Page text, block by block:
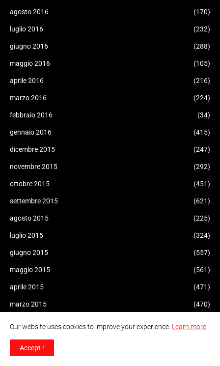
agosto 2016 (170)
luglio 2016 (232)
giugno 2016 (288)
maggio 2016 (105)
aprile 2016 (216)
marzo 2016 (224)
febbraio 2016 (34)
gennaio 2016 (415)
dicembre 2015 (247)
novembre 2015 (292)
ottobre 2015 (451)
settembre 2015 (621)
agosto 2015 (225)
luglio 2015 (324)
giugno 2015 (557)
maggio 2015 (561)
aprile 2015 (471)
marzo 2015 (470)
gennaio 2015
dicembre 2014
Our website uses cookies to improve your experience. Learn more
Accept !